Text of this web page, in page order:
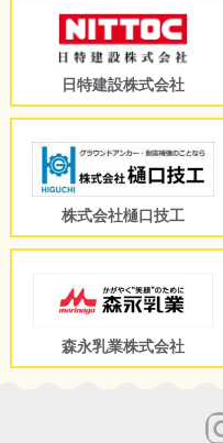
日特建設株式会社
株式会社樋口技工
森永乳業株式会社